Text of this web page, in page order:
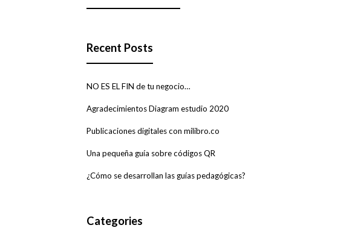
Recent Posts
NO ES EL FIN de tu negocio…
Agradecimientos Diagram estudio 2020
Publicaciones digitales con milibro.co
Una pequeña guía sobre códigos QR
¿Cómo se desarrollan las guías pedagógicas?
Categories